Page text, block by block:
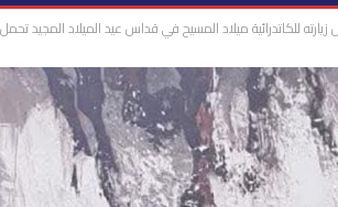
للكاتدرائية ميلاد المسيح في قداس عيد الميلاد المجيد تحمل